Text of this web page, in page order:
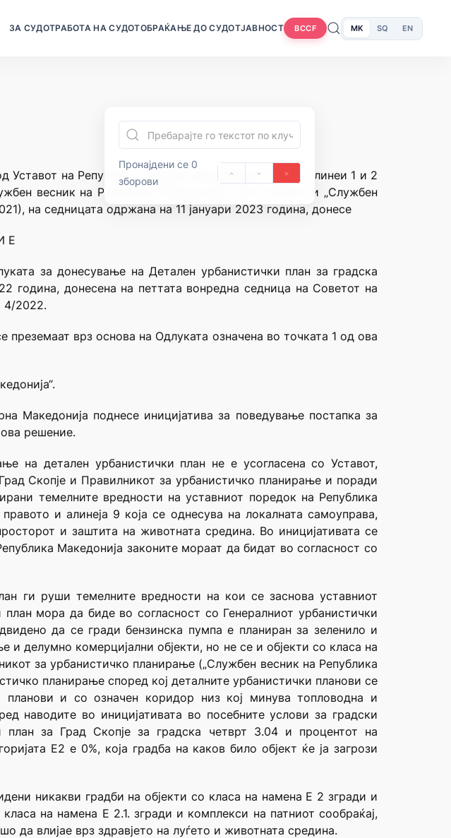
ЗА СУДОТРАБОТА НА СУДОТОБРАЌАЊЕ ДО СУДОТЈАВНОСТ BCCF MK SQ EN
Пронајдени се 0
зборови
Уставот на Република Северна Македонија, член 71 алинеи 1 и 2
весник на Република Македонија” број 70/1992 и „Службен
на седницата одржана на 11 јануари 2023 година, донесе
Е
за донесување на Детален урбанистички план за градска
донесена на петтата вонредна седница на Советот на
4/2022.
врз основа на Одлуката означена во точката 1 од ова
Македонија поднесе иницијатива за поведување постапка за
решение.
на детален урбанистички план не е усогласена со Уставот,
Скопје и Правилникот за урбанистичко планирање и поради
темелните вредности на уставниот поредок на Република
и алинеја 9 која се однесува на локалната самоуправа,
и заштита на животната средина. Во иницијативата се
Македонија законите мораат да бидат во согласност со
ги руши темелните вредности на кои се заснова уставниот
мора да биде во согласност со Генералниот урбанистички
да се гради бензинска пумпа е планиран за зеленило и
делумно комерцијални објекти, но не се и објекти со класа на
за урбанистичко планирање („Службен весник на Република
планирање според кој деталните урбанистички планови се
и со означен коридор низ кој минува топловодна и
наводите во иницијативата во посебните услови за градски
план за Град Скопје за градска четврт З.04 и процентот на
Е2 е 0%, која градба на каков било објект ќе ја загрози
никакви градби на објекти со класа на намена Е 2 згради и
на намена Е 2.1. згради и комплекси на патниот сообраќај,
да влијае врз здравјето на луѓето и животната средина.